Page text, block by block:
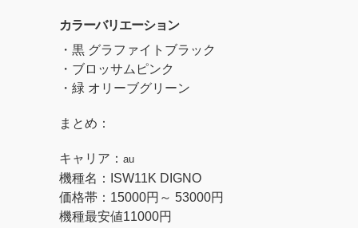
カラーバリエーション
・黒 グラファイトブラック
・ブロッサムピンク
・緑 オリーブグリーン
まとめ：
キャリア： au
機種名：
ISW11K DIGNO
価格帯： 15000円～ 53000円
機種最安値11000円